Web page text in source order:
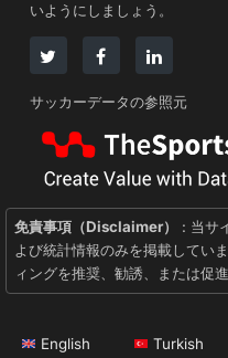
いようにしましょう。
サッカーデータの参照元
免責事項（Disclaimer）
: 当サ
よび統計情報のみを掲載してい
ィングを推奨、勧誘、または促
English Turkish